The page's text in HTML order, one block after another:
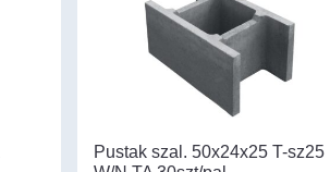
Pustak szal. 50x24x25 T-sz25